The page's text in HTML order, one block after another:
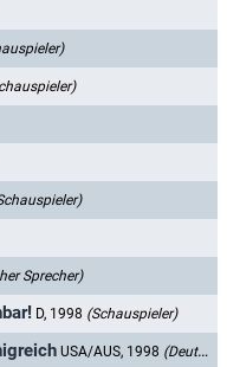
Sprecher)
D, 1998 (Schauspieler)
USA/AUS, 1998 (Deutscher Sprecher)